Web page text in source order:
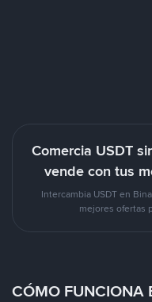
Comercia USDT
vende con tus
Intercambia USDT en
mejores ofertas
CÓMO FUNCIONA